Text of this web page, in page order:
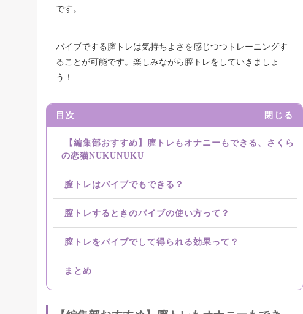
です。
バイブでする膣トレは気持ちよさを感じつつトレーニングす
ることが可能です。楽しみながら膣トレをしていきましょ
う！
目次 閉じる
【編集部おすすめ】膣トレもオナニーもできる、さくら
の恋猫NUKUNUKU
膣トレはバイブでもできる？
膣トレするときのバイブの使い方って？
膣トレをバイブでして得られる効果って？
まとめ